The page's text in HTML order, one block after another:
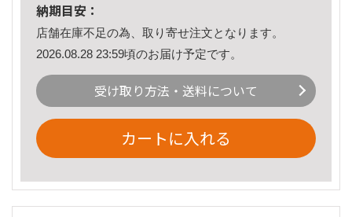
納期目安：
店舗在庫不足の為、取り寄せ注文となります。
2026.08.28 23:59頃のお届け予定です。
受け取り方法・送料について
カートに入れる